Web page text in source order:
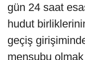
gün 24 saat
hudut
geçiş
mensubu